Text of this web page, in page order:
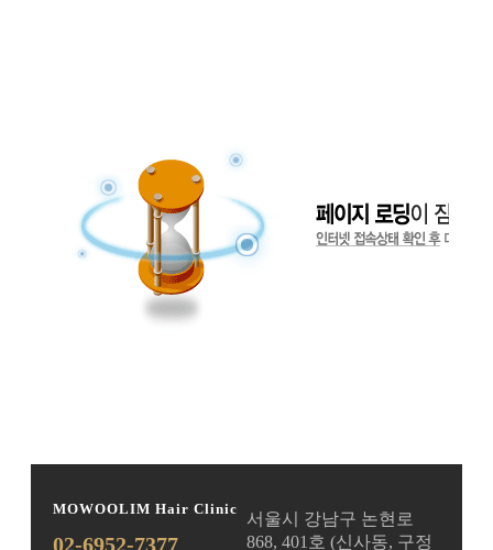
MOWOOLIM Hair Clinic
02-6952-7377
서울시 강남구 논현로
868, 401호 (신사동, 구정